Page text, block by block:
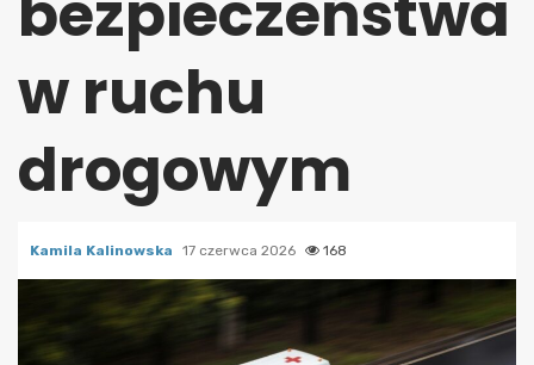
w ruchu
drogowym
Kamila Kalinowska 17 czerwca 2026 168